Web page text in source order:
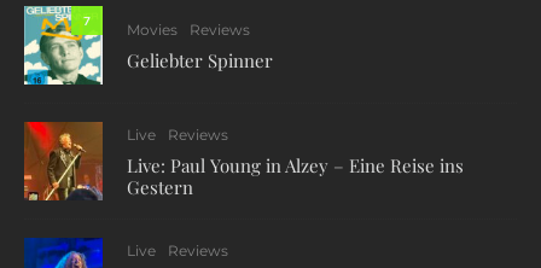
7
Movies Reviews
Geliebter Spinner
Live Reviews
Live: Paul Young in Alzey – Eine Reise ins
Gestern
Live Reviews